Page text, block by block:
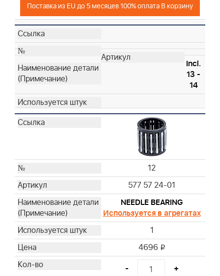
Поставка из EU до 5 месяцев 100% оплата В корзину
Incl.
13 -
14
12
577 57 24-01
NEEDLE BEARING
Используется в агрегатах
1
4696 i
- +